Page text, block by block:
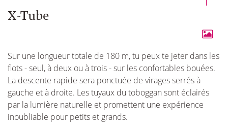
X-Tube
Sur une longueur totale de 180 m, tu peux te jeter dans les
flots - seul, à deux ou à trois - sur les confortables bouées.
La descente rapide sera ponctuée de virages serrés à
gauche et à droite. Les tuyaux du toboggan sont éclairés
par la lumière naturelle et promettent une expérience
inoubliable pour petits et grands.